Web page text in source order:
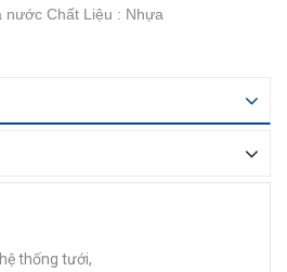
nước Chất Liệu : Nhựa
thống tưới,